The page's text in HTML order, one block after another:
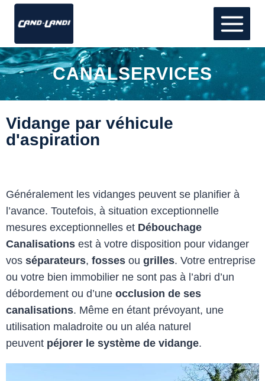
CANALSERVICES
Vidange par véhicule
d'aspiration
Généralement les vidanges peuvent se planifier à
l’avance. Toutefois, à situation exceptionnelle
mesures exceptionnelles et Débouchage
Canalisations est à votre disposition pour vidanger
vos séparateurs, fosses ou grilles. Votre entreprise
ou votre bien immobilier ne sont pas à l’abri d’un
débordement ou d’une occlusion de ses
canalisations. Même en étant prévoyant, une
utilisation maladroite ou un aléa naturel
peuvent péjorer le système de vidange.